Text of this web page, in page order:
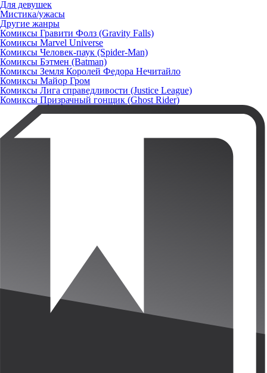
Для девушек
Мистика/ужасы
Другие жанры
Комиксы Гравити Фолз (Gravity Falls)
Комиксы Marvel Universe
Комиксы Человек-паук (Spider-Man)
Комиксы Бэтмен (Batman)
Комиксы Земля Королей Федора Нечитайло
Комиксы Майор Гром
Комиксы Лига справедливости (Justice League)
Комиксы Призрачный гонщик (Ghost Rider)